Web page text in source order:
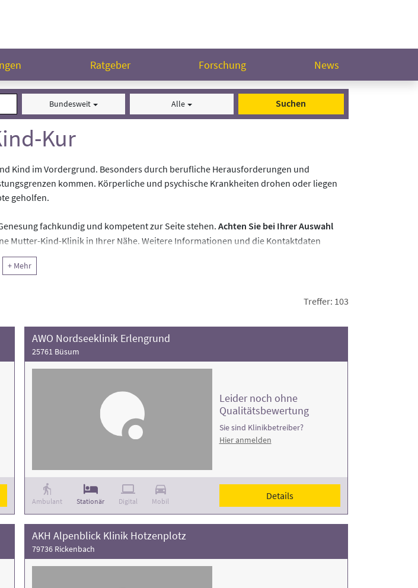
Ratgeber Forschung News
Bundesweit Alle Suchen
Kur
Kind im Vordergrund. Besonders durch berufliche Herausforderungen und
kommen. Körperliche und psychische Krankheiten drohen oder liegen
geholfen.
fachkundig und kompetent zur Seite stehen. Achten Sie bei Ihrer Auswahl
Mutter-Kind-Klinik in Ihrer Nähe. Weitere Informationen und die Kontaktdaten
+ Mehr
Treffer: 103
AWO Nordseeklinik Erlengrund
25761 Büsum
Ambulant Stationär Digital Mobil
Leider noch ohne
Qualitätsbewertung
Sie sind Klinikbetreiber?
Hier anmelden
Details
AKH Alpenblick Klinik Hotzenplotz
79736 Rickenbach